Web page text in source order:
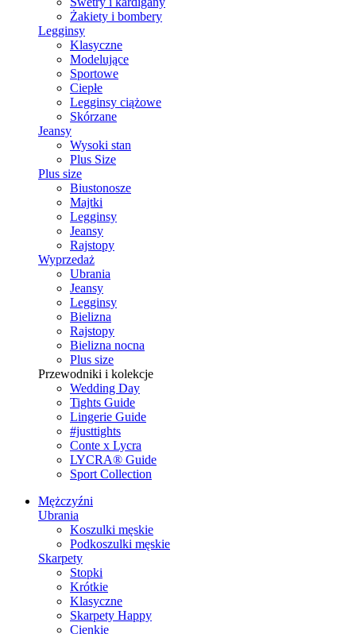
Żakiety i bombery
Legginsy
Klasyczne
Modelujące
Sportowe
Ciepłe
Legginsy ciążowe
Skórzane
Jeansy
Wysoki stan
Plus Size
Plus size
Biustonosze
Majtki
Legginsy
Jeansy
Rajstopy
Wyprzedaż
Ubrania
Jeansy
Legginsy
Bielizna
Rajstopy
Bielizna nocna
Plus size
Przewodniki i kolekcje
Wedding Day
Tights Guide
Lingerie Guide
#justtights
Conte x Lycra
LYCRA® Guide
Sport Сollection
Mężczyźni
Ubrania
Koszulki męskie
Podkoszulki męskie
Skarpety
Stopki
Krótkie
Klasyczne
Skarpety Happy
Cienkie